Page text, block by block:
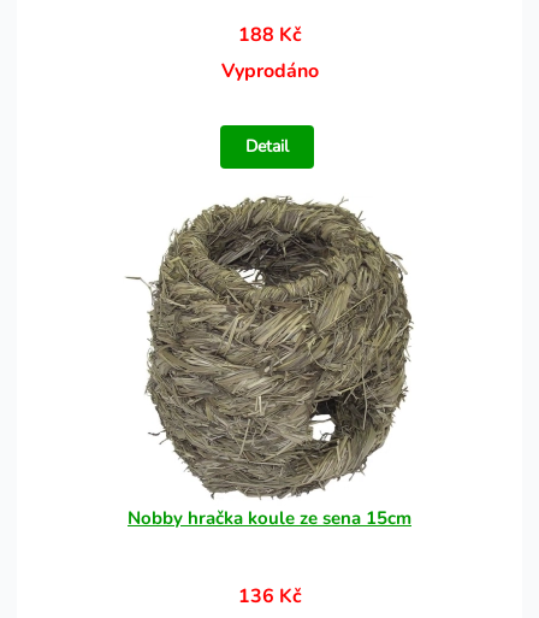
188 Kč
Vyprodáno
Detail
Nobby hračka koule ze sena 15cm
136 Kč